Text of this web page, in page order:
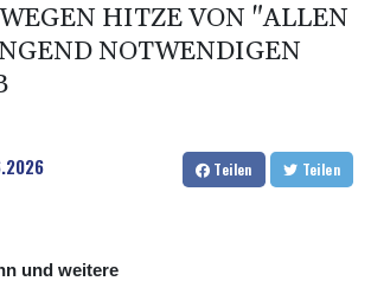
an
Boykott fest - CAF hält zu Infantino
bei Huthi-Angriffen getötet - Regierung
HITZE VON "ALLEN
NOTWENDIGEN
Teilen Teilen
und weitere